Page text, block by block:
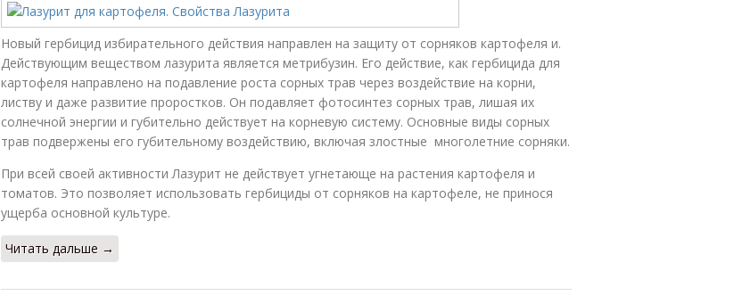
Новый гербицид избирательного действия направлен на защиту от сорняков картофеля и.
Действующим веществом лазурита является метрибузин. Его действие, как гербицида для
картофеля направлено на подавление роста сорных трав через воздействие на корни,
листву и даже развитие проростков. Он подавляет фотосинтез сорных трав, лишая их
солнечной энергии и губительно действует на корневую систему. Основные виды сорных
трав подвержены его губительному воздействию, включая злостные многолетние сорняки.
При всей своей активности Лазурит не действует угнетающе на растения картофеля и
томатов. Это позволяет использовать гербициды от сорняков на картофеле, не принося
ущерба основной культуре.
Читать дальше →